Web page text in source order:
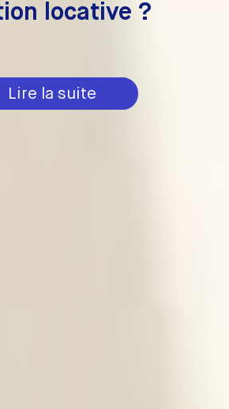
locative ?
Lire la suite